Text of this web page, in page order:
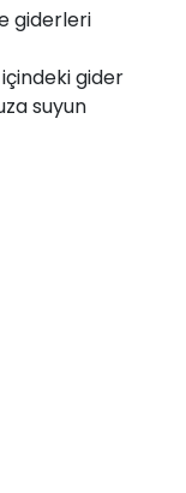
giderleri
gider
suyun